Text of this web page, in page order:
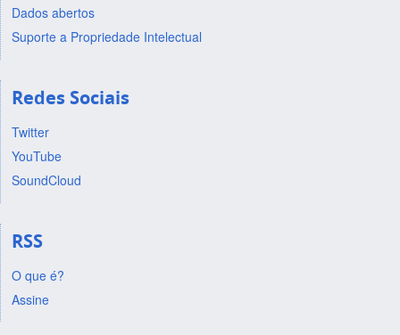
Dados abertos
Suporte a Propriedade Intelectual
Redes Sociais
Twitter
YouTube
SoundCloud
RSS
O que é?
Assine